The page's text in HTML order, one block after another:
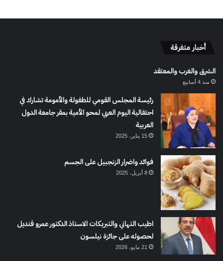
أخبار متفرقة
الشرق والغرب والمعتقد
منذ 4 أسابيع
رئيسة المجلس القومي للطفولة والأمومة تشارك في
احتفالية اليوم العربي لمحو الأمية بمقر جامعة الدول
العربية
15 يناير، 2025
فوائد واضرار الزنجبيل على الجسم
8 أبريل، 2025
اطيب التهاني والتبريكات الاستاذ الدكتور عمرو قنديل
لحصوله على جائزة نيلسون
21 مايو، 2026